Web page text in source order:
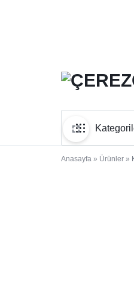
HASAN
EN
TAZESI
Kuruyemiş
Anasayfa » Ürünler »